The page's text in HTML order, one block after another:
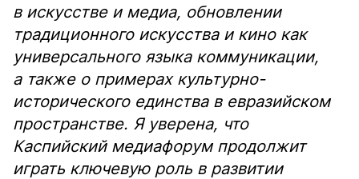
в искусстве и медиа, обновлении
традиционного искусства и кино как
универсального языка коммуникации,
а также о примерах культурно-
исторического единства в евразийском
пространстве. Я уверена, что
Каспийский медиафорум продолжит
играть ключевую роль в развитии